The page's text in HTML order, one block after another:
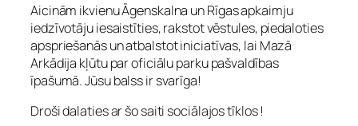
Aicinām ikvienu Āgenskalna un Rīgas apkaimju
iedzīvotāju iesaistīties, rakstot vēstules, piedaloties
apspriešanās un atbalstot iniciatīvas, lai Mazā
Arkādija kļūtu par oficiālu parku pašvaldības
īpašumā. Jūsu balss ir svarīga!
Droši dalaties ar šo saiti sociālajos tīklos !